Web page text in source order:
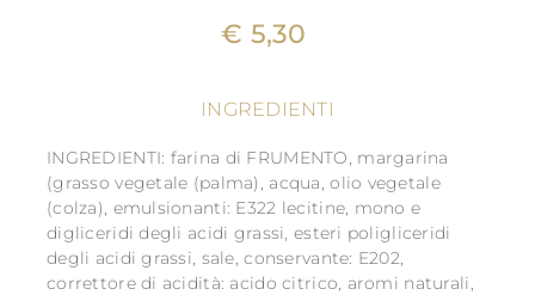
€ 5,30
INGREDIENTI
INGREDIENTI: farina di FRUMENTO, margarina
(grasso vegetale (palma), acqua, olio vegetale
(colza), emulsionanti: E322 lecitine, mono e
digliceridi degli acidi grassi, esteri poligliceridi
degli acidi grassi, sale, conservante: E202,
correttore di acidità: acido citrico, aromi naturali,